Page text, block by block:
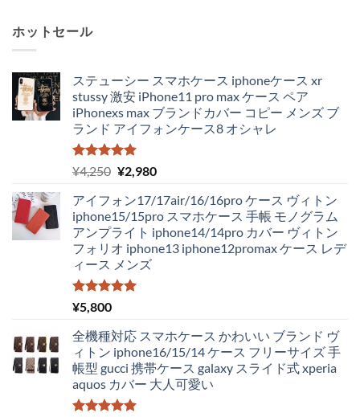
ホットセール
ステューシー スマホケース iphoneケース xr
stussy 激安 iPhone11 pro max ケース ペア
iPhonexs max ブランドカバー コピー メンズ ブ
ランド アイフォンケース8 オシャレ
5段階中
5.00
の評価
¥4,250 元
価
格
は
¥4,250
で
し
¥2,980現
の
価
格
は
アイフォン17/17air/16/16pro ケース ヴィトン
iphone15/15pro スマホケース 手帳 モノグラム
アンプライト iphone14/14pro カバー ヴィトン
フォリオ iphone13 iphone12promax ケース レデ
ィース メンズ
5段階中
5.00
¥5,800
全機種対応 スマホケース かわいい ブランド ヴ
ィトン iphone16/15/14 ケース フリーサイズ 手
帳型 gucci 携帯ケース galaxy スライド式 xperia
aquos カバー 大人可愛い